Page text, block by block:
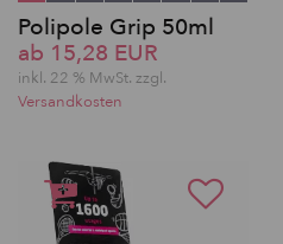
Polipole Grip 50ml
ab 15,28 EUR
inkl. 22 % MwSt. zzgl.
Versandkosten